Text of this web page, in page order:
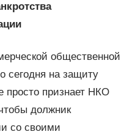
общественной
сегодня на защиту
просто признает НКО
должник
со своими